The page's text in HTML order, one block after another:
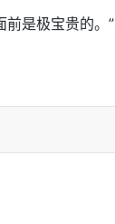
前是极宝贵的。”